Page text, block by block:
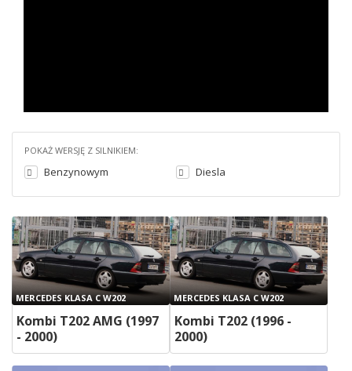
POKAŻ WERSJĘ Z SILNIKIEM:
Benzynowym Diesla
MERCEDES KLASA C W202
Kombi T202 AMG (1997
- 2000)
MERCEDES KLASA C W202
Kombi T202 (1996 -
2000)